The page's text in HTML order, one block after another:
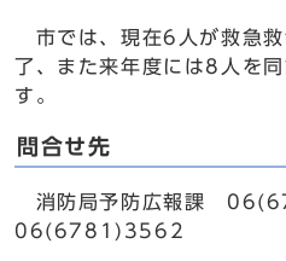
市では、現在6人が救急救
了、また来年度には8人を
す。
問合せ先
消防局予防広報課
06(6781)3562